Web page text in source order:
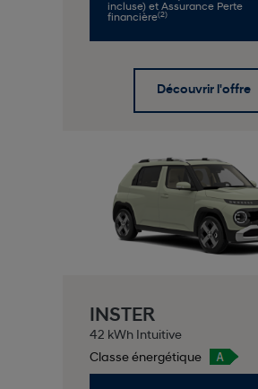
incluse) et Assurance Perte
financière(2)
Découvrir l'offre
INSTER
42 kWh Intuitive
Classe énergétique